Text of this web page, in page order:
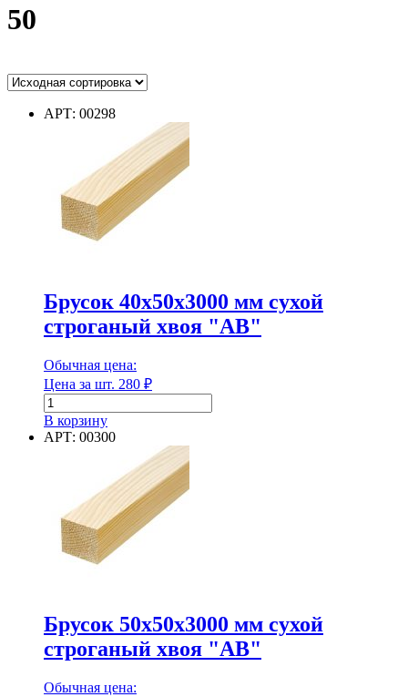
50
Ценовой фильтр
Цвет
Диаметр
Диаметр наружный
Диаметр наружный
Диаметр внутренний
Диаметр внутренний
Длина
АРТ: 00298
Брусок 40х50х3000 мм сухой
строганый хвоя "АВ"
Обычная цена:
Цена за шт. 280 ₽
Количество
товара
Брусок
строганый
хвоя
"АВ"
В корзину
АРТ: 00300
Брусок 50х50х3000 мм сухой
строганый хвоя "АВ"
Обычная цена: